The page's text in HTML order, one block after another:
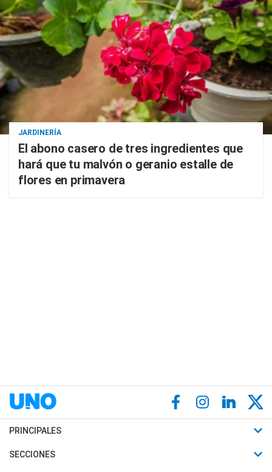
JARDINERÍA
El abono casero de tres ingredientes que
hará que tu malvón o geranio estalle de
flores en primavera
PRINCIPALES
Últimas Noticias
SECCIONES